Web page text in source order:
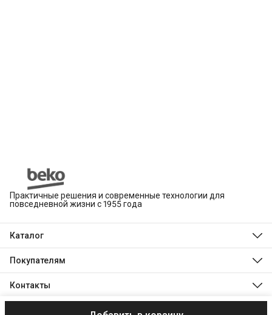
Практичные решения и современные технологии для
повседневной жизни с 1955 года
Каталог
Hotpoint
Стиральные и сушильные машины
Духовые шкафы
Покупателям
Оплата
Обмен, возврат и ремонт
Контакты
Телефон